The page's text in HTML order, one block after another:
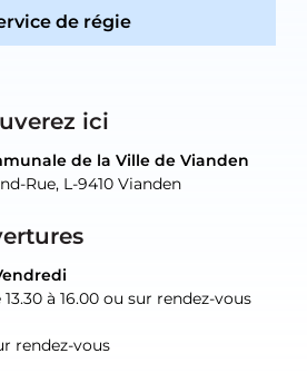
de régie
ici
de la Ville de Vianden
Rue, L-9410 Vianden
13.30 à 16.00 ou sur rendez-vous
rendez-vous
de la Ville de Vianden
Rue, L-9410 Vianden
13.30 à 16.00 ou sur rendez-vous
rendez-vous
de la Ville de Vianden
Rue, L-9410 Vianden
vous
de la Ville de Vianden
Rue, L-9410 Vianden
vous
la Ville de Vianden
Vianden
vous